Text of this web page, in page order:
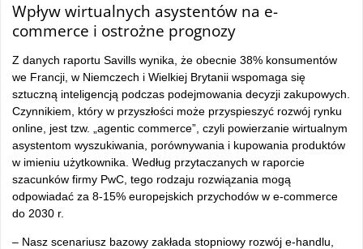
Wpływ wirtualnych asystentów na e-
commerce i ostrożne prognozy
Z danych raportu Savills wynika, że obecnie 38% konsumentów
we Francji, w Niemczech i Wielkiej Brytanii wspomaga się
sztuczną inteligencją podczas podejmowania decyzji zakupowych.
Czynnikiem, który w przyszłości może przyspieszyć rozwój rynku
online, jest tzw. „agentic commerce”, czyli powierzanie wirtualnym
asystentom wyszukiwania, porównywania i kupowania produktów
w imieniu użytkownika. Według przytaczanych w raporcie
szacunków firmy PwC, tego rodzaju rozwiązania mogą
odpowiadać za 8-15% europejskich przychodów w e-commerce
do 2030 r.
– Nasz scenariusz bazowy zakłada stopniowy rozwój e-handlu,